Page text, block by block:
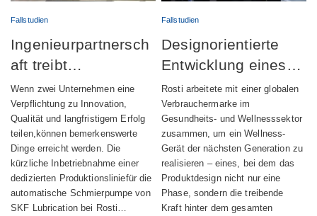
Fallstudien
Ingenieurpartnersch
aft treibt
erfolgreichen Start
der Produktion
automatischer
Schmiervorrichtunge
n voran
Wenn zwei Unternehmen eine
Verpflichtung zu Innovation,
Qualität und langfristigem Erfolg
teilen,können bemerkenswerte
Dinge erreicht werden. Die
kürzliche Inbetriebnahme einer
dedizierten Produktionsliniefür die
automatische Schmierpumpe von
SKF Lubrication bei Rosti…
Fallstudien
Designorientierte
Entwicklung eines
vollständig
integrierten
Wellness-Geräts
Rosti arbeitete mit einer globalen
Verbrauchermarke im
Gesundheits- und Wellnesssektor
zusammen, um ein Wellness-
Gerät der nächsten Generation zu
realisieren – eines, bei dem das
Produktdesign nicht nur eine
Phase, sondern die treibende
Kraft hinter dem gesamten